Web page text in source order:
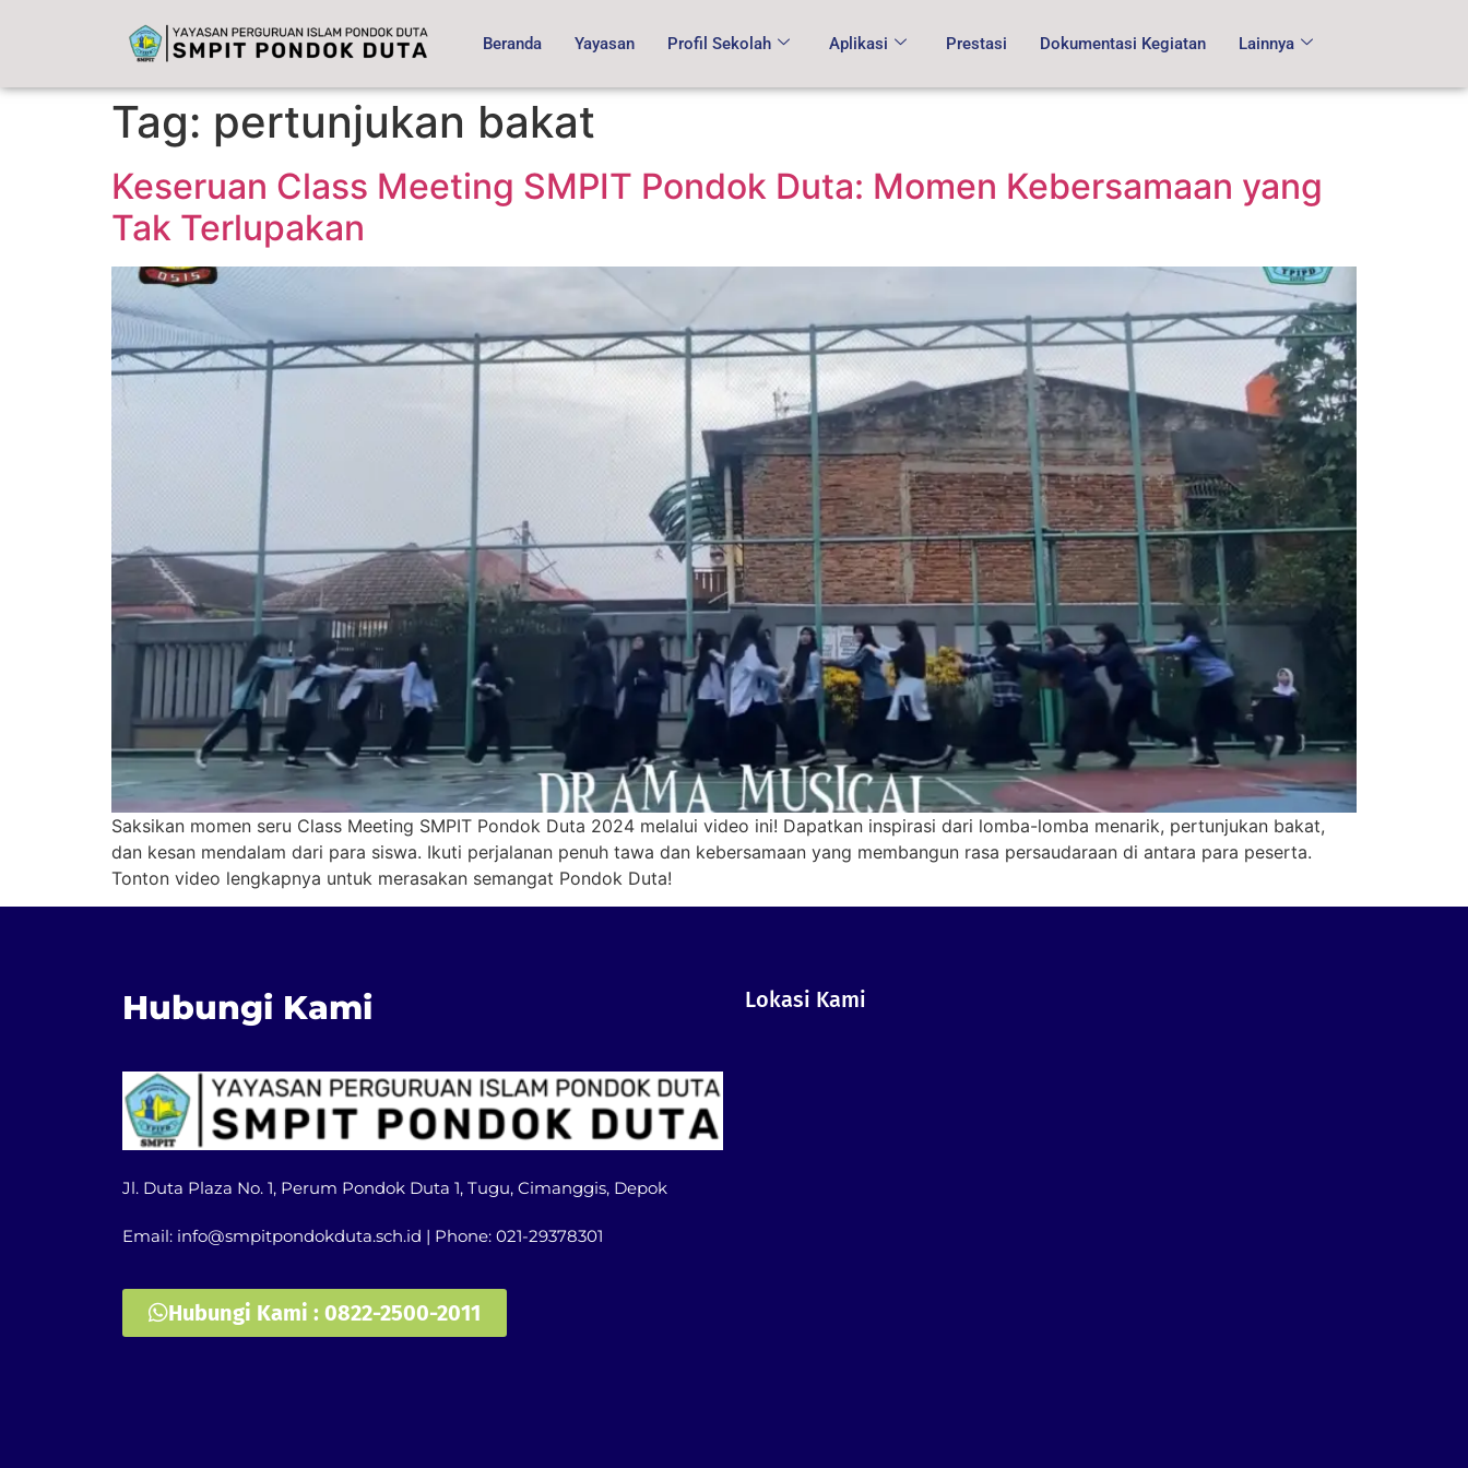
Beranda Yayasan Profil Sekolah Aplikasi Prestasi Dokumentasi Kegiatan Lainnya
Tag: pertunjukan bakat
Keseruan Class Meeting SMPIT Pondok Duta: Momen Kebersamaan yang
Tak Terlupakan
Saksikan momen seru Class Meeting SMPIT Pondok Duta 2024 melalui video ini! Dapatkan inspirasi dari lomba-lomba menarik, pertunjukan bakat,
dan kesan mendalam dari para siswa. Ikuti perjalanan penuh tawa dan kebersamaan yang membangun rasa persaudaraan di antara para peserta.
Tonton video lengkapnya untuk merasakan semangat Pondok Duta!
Hubungi Kami
Jl. Duta Plaza No. 1, Perum Pondok Duta 1, Tugu, Cimanggis, Depok
Email: info@smpitpondokduta.sch.id | Phone: 021-29378301
Hubungi Kami : 0822-2500-2011
Lokasi Kami